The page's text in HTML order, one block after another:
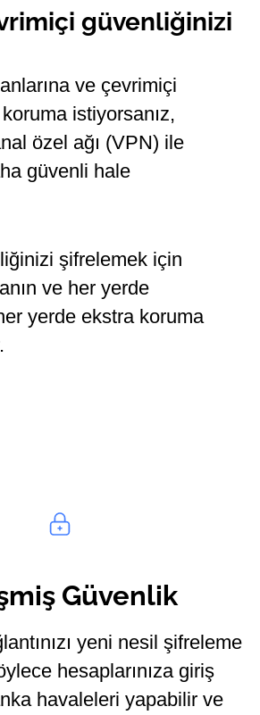
güvenliğinizi
ve çevrimiçi
istiyorsanız,
özel ağı (VPN) ile
güvenli hale
şifrelemek için
ve her yerde
yerde ekstra koruma
Güvenlik
yeni nesil şifreleme
hesaplarınıza giriş
havaleleri yapabilir ve